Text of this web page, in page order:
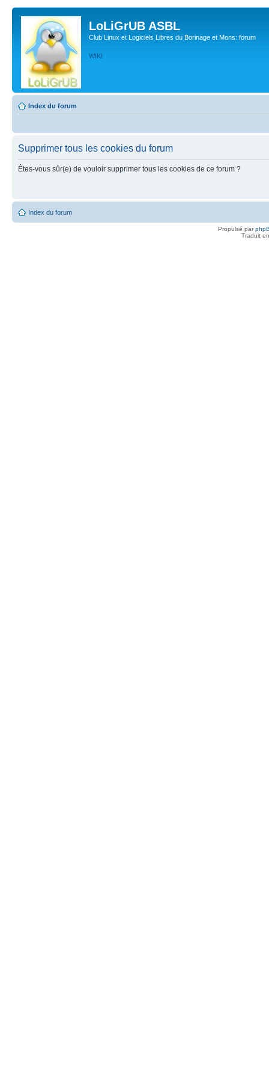
LoLiGrUB ASBL
Club Linux et Logiciels Libres du Borinage et Mons: forum
WIKI
Index du forum
Supprimer tous les cookies du forum
Êtes-vous sûr(e) de vouloir supprimer tous les cookies de ce forum ?
Index du forum
Propulsé par
Traduit